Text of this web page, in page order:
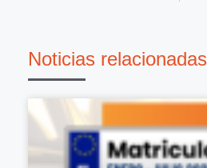
Noticias relacionadas